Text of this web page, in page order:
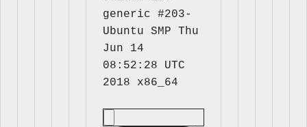
generic #203-
Ubuntu SMP Thu
Jun 14
08:52:28 UTC